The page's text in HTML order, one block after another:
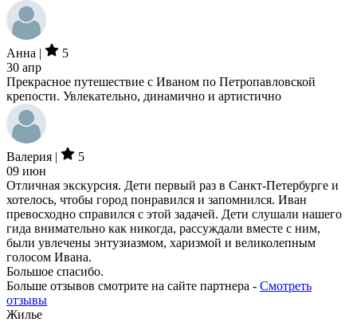
Анна |
5
30 апр
Прекрасное путешествие с Иваном по Петропавловской
крепости. Увлекательно, динамично и артистично
Валерия |
5
09 июн
Отличная экскурсия. Дети первый раз в Санкт-Петербурге и
хотелось, чтобы город понравился и запомнился. Иван
превосходно справился с этой задачей. Дети слушали нашего
гида внимательно как никогда, рассуждали вместе с ним,
были увлечены энтузиазмом, харизмой и великолепным
голосом Ивана.
Большое спасибо.
Больше отзывов смотрите на сайте партнера - Смотреть
отзывы
Жилье